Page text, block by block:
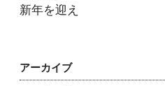
新年を迎え
アーカイブ